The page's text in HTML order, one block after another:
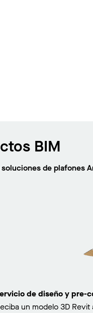
BIM
de plafones
de diseño y pre-
un modelo 3D